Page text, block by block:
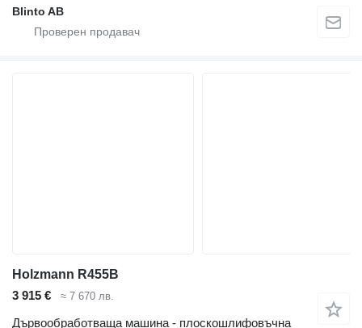
Blinto AB
Holzmann R455B
3 915 €
≈ 7 670 лв.
Дървообработваща машина - плоскошлифовъчна